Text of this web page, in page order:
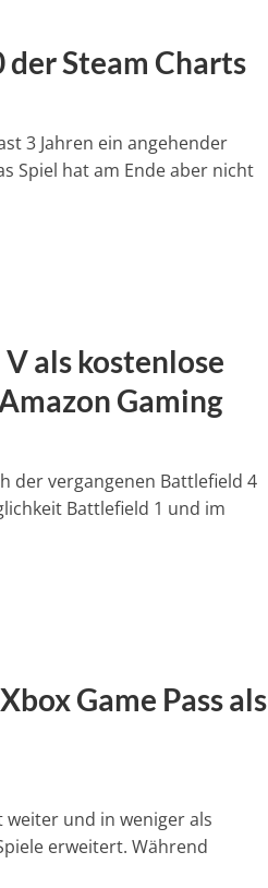
Steam Charts
3 Jahren ein angehender
Spiel hat am Ende aber nicht
als kostenlose
Gaming
der vergangenen Battlefield 4
Battlefield 1 und im
Game Pass als
weiter und in weniger als
erweitert. Während